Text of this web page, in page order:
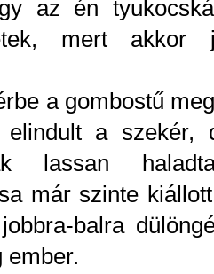
az én
mert akkor
a gombostű
elindult a szekér,
lassan
már szinte
balra
ember.